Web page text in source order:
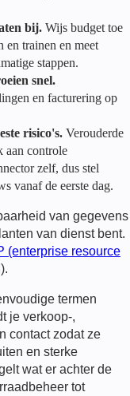
bij. Wijs budget toe
en trainen en meet
stappen.
snel.
en facturering op
risico's. Verouderde
aan controle
zelf, dus stel
vanaf de eerste dag.
van gegevens
van dienst bent.
(enterprise resource
termen
je verkoop-,
contact zodat ze
en sterke
wat er achter de
tot